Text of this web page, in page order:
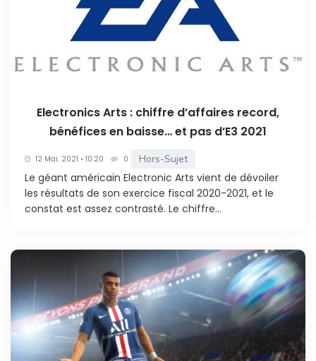
Electronics Arts : chiffre d’affaires record,
bénéfices en baisse… et pas d’E3 2021
12 Mai. 2021 • 10:20 0 Hors-Sujet
Le géant américain Electronic Arts vient de dévoiler
les résultats de son exercice fiscal 2020-2021, et le
constat est assez contrasté. Le chiffre...